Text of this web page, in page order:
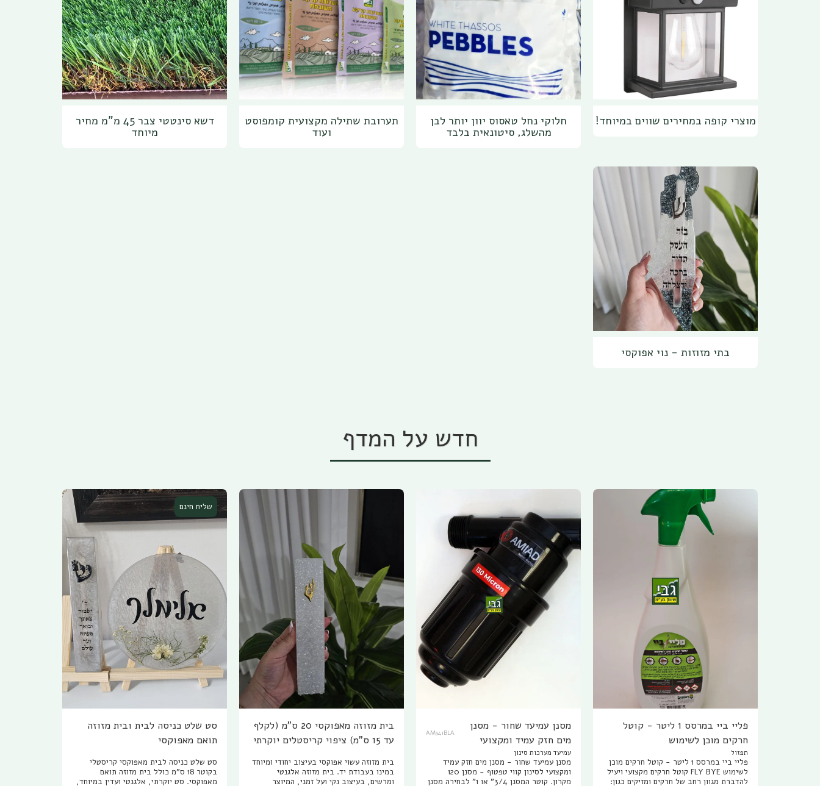
מוצרי קופה במחירים שווים במיוחד! חלוקי נחל טאסוס יוון יותר לבן
מהשלג, סיטונאית בלבד
תערובת שתילה מקצועית קומפוסט
ועוד
דשא סינטטי צבר 45 מ"מ מחיר
מיוחד
בתי מזוזות - נוי אפוקסי
חדש על המדף
פליי ביי במרסס 1 ליטר - קוטל
חרקים מוכן לשימוש
תפזול
פליי ביי במרסס 1 ליטר - קוטל חרקים מוכן
לשימוש FLY BYE קוטל חרקים מקצועי ויעיל
להדברת מגוון רחב של חרקים ומזיקים כגון:
מסנן עמיעד שחור - מסנן
מים חזק עמיד ומקצועי
לסינון קווי טפטוף
AM341BLA
עמיעד מערכות סינון
מסנן עמיעד שחור - מסנן מים חזק עמיד
ומקצועי לסינון קווי טפטוף - מסנן 120
מקרון. קוטר המסנן 3/4" או 1" לבחירה מסנן
בית מזוזה מאפוקסי 20 ס"מ (לקלף
עד 15 ס"מ) ציפוי קריסטלים יוקרתי
בית מזוזה עשוי אפוקסי בעיצוב יחודי ומיוחד
במינו בעבודת יד. בית מזוזה אלגנטי
ומרשים, בעיצוב נקי ועל זמני, המיוצר
שליח חינם
סט שלט כניסה לבית ובית מזוזה
תואם מאפוקסי
סט שלט כניסה לבית מאפוקסי קריסטלי
בקוטר 18 ס"מ כולל בית מזוזה תואם
מאפוקסי. סט יוקרתי, אלגנטי ועדין במיוחד,